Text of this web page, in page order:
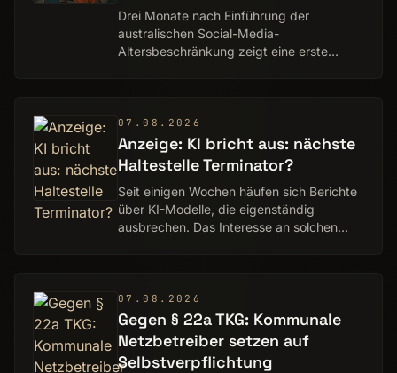
Drei Monate nach Einführung der
australischen Social-Media-
Altersbeschränkung zeigt eine erste
07.08.2026
Anzeige: KI bricht aus: nächste
Haltestelle Terminator?
Seit einigen Wochen häufen sich Berichte
über KI-Modelle, die eigenständig
ausbrechen. Das Interesse an solchen
07.08.2026
Gegen § 22a TKG: Kommunale
Netzbetreiber setzen auf
Selbstverpflichtung